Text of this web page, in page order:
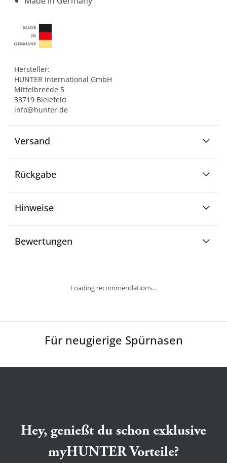
Hersteller:
HUNTER International GmbH
Mittelbreede 5
33719 Bielefeld
info@hunter.de
Versand
Rückgabe
Hinweise
Bewertungen
Loading recommendations...
Für neugierige Spürnasen
Hey, genießt du schon exklusive
myHUNTER Vorteile?